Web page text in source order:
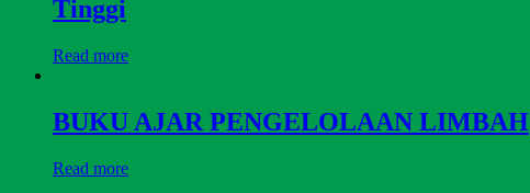
Tinggi
Read more
BUKU AJAR PENGELOLAAN LIMBAH
Read more